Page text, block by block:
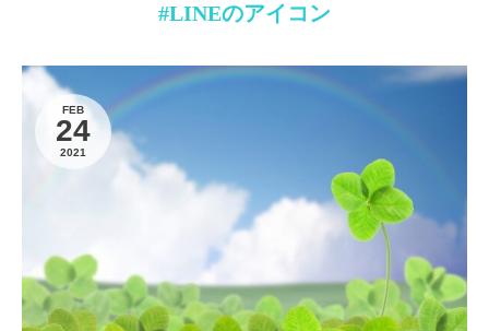
#LINEのアイコン
FEB
24
2021